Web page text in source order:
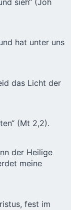
hat unter uns
das Licht der
(Mt 2,2).
der Heilige
meine
fest im